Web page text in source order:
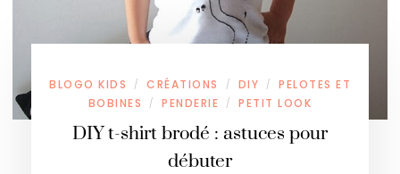
BLOGO KIDS / CRÉATIONS / DIY /
PELOTES ET
BOBINES
/ PENDERIE / PETIT LOOK
DIY t-shirt brodé : astuces pour
débuter